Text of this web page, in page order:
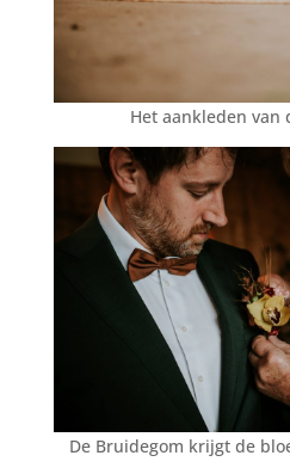
Het aankleden van
De Bruidegom krijgt de